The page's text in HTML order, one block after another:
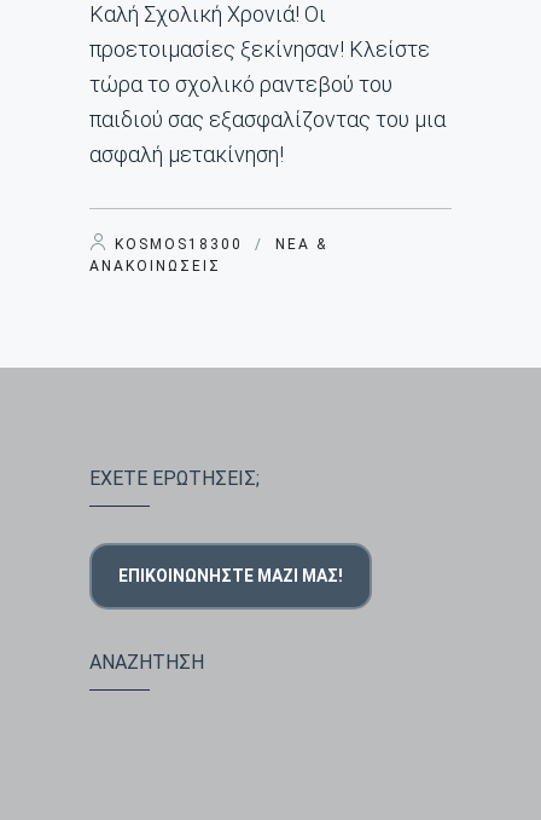
Καλή Σχολική Χρονιά! Οι
προετοιμασίες ξεκίνησαν! Κλείστε
τώρα το σχολικό ραντεβού του
παιδιού σας εξασφαλίζοντας του μια
ασφαλή μετακίνηση!
KOSMOS18300 /
ΝΈΑ &
ΑΝΑΚΟΙΝΏΣΕΙΣ
ΕΧΕΤΕ ΕΡΩΤΗΣΕΙΣ;
ΕΠΙΚΟΙΝΩΝΉΣΤΕ ΜΑΖΊ ΜΑΣ!
ΑΝΑΖΗΤΗΣΗ